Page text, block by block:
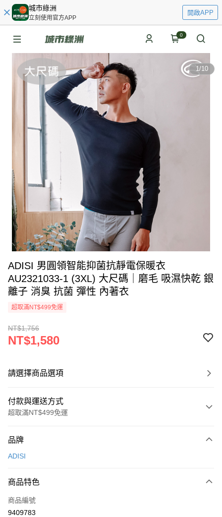
城市綠洲
立刻使用官方APP
開啟APP
0
1/10
ADISI 男圓領智能抑菌抗靜電保暖衣
AU2321033-1 (3XL) 大尺碼｜磨毛 吸濕快乾 銀
離子 消臭 抗菌 彈性 內著衣
超取滿NT$499免運
NT$1,756
NT$1,580
請選擇商品選項
付款與運送方式
超取滿NT$499免運
信用卡一次付款
LINE Pay
Apple Pay
品牌
ADISI
商品特色
商品編號
9409783